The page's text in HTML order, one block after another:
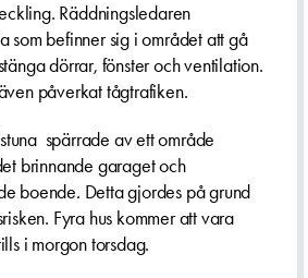
Räddningsledaren
som befinner sig i området att gå
dörrar, fönster och ventilation.
påverkat tågtrafiken.
spärrade av ett område
brinnande garaget och
boende. Detta gjordes på grund
Fyra hus kommer att vara
i morgon torsdag.